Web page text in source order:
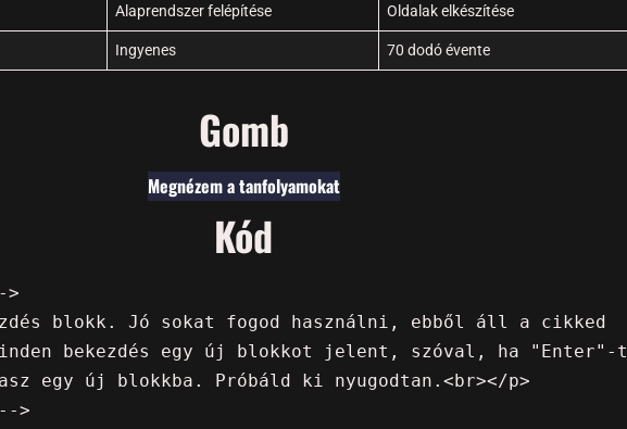
Alaprendszer felépítése Oldalak elkészítése
Ingyenes 70 dodó évente
Gomb
Megnézem a tanfolyamokat
Kód
>
blokk. Jó sokat fogod használni, ebből áll a cikked
bekezdés egy új blokkot jelent, szóval, ha "Enter"-t
egy új blokkba. Próbáld ki nyugodtan.<br></p>
>